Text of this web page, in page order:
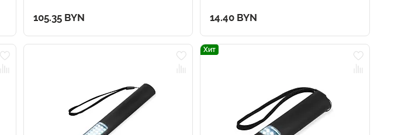
105.35 BYN 14.40 BYN
Хит